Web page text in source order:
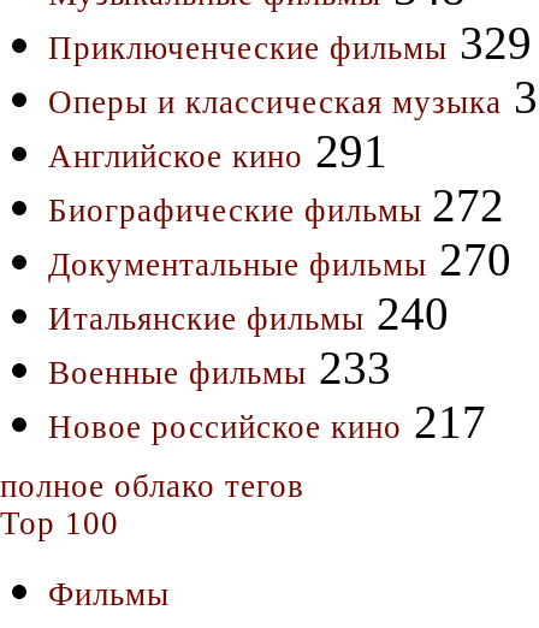
Приключенческие фильмы 329
Оперы и классическая музыка
Английское кино 291
Биографические фильмы 272
Документальные фильмы 270
Итальянские фильмы 240
Военные фильмы 233
Новое российское кино 217
полное облако тегов
Top 100
Фильмы